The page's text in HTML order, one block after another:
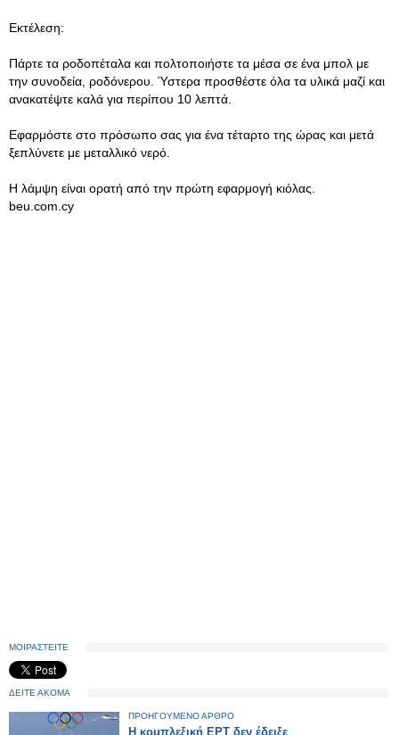
Εκτέλεση:
Πάρτε τα ροδοπέταλα και πολτοποιήστε τα μέσα σε ένα μπολ με
την συνοδεία, ροδόνερου. Ύστερα προσθέστε όλα τα υλικά μαζί και
ανακατέψτε καλά για περίπου 10 λεπτά.
Εφαρμόστε στο πρόσωπο σας για ένα τέταρτο της ώρας και μετά
ξεπλύνετε με μεταλλικό νερό.
Η λάμψη είναι ορατή από την πρώτη εφαρμογή κιόλας.
beu.com.cy
ΜΟΙΡΑΣΤΕΙΤΕ
ΔΕΙΤΕ ΑΚΟΜΑ
ΠΡΟΗΓΟΥΜΕΝΟ ΑΡΘΡΟ
Η κομπλεξική ΕΡΤ δεν έδειξε